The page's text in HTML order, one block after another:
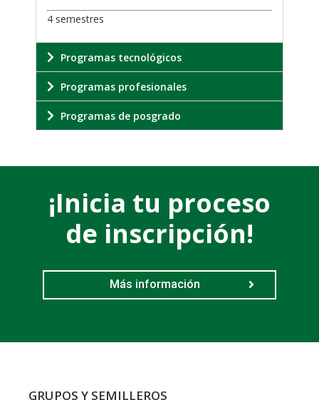
4 semestres
Programas tecnológicos
Programas profesionales
Programas de posgrado
¡Inicia tu proceso
de inscripción!
Más información
GRUPOS Y SEMILLEROS